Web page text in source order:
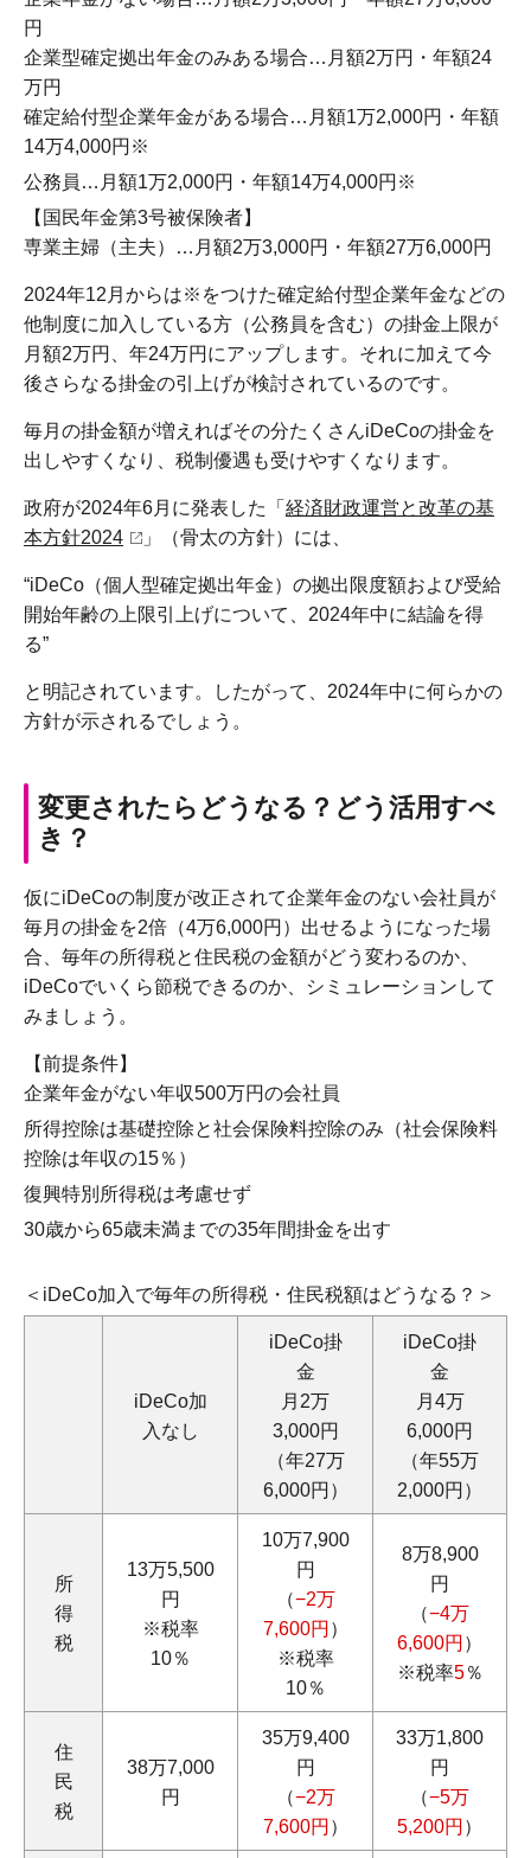
円
企業型確定拠出年金のみある場合…月額2万円・年額24
万円
確定給付型企業年金がある場合…月額1万2,000円・年額
14万4,000円※
公務員…月額1万2,000円・年額14万4,000円※
【国民年金第3号被保険者】
専業主婦（主夫）…月額2万3,000円・年額27万6,000円
2024年12月からは※をつけた確定給付型企業年金などの
他制度に加入している方（公務員を含む）の掛金上限が
月額2万円、年24万円にアップします。それに加えて今
後さらなる掛金の引上げが検討されているのです。
毎月の掛金額が増えればその分たくさんiDeCoの掛金を
出しやすくなり、税制優遇も受けやすくなります。
政府が2024年6月に発表した「 経済財政運営と改革の基
本方針2024
」（骨太の方針）には、
“iDeCo（個人型確定拠出年金）の拠出限度額および受給
開始年齢の上限引上げについて、2024年中に結論を得
る”
と明記されています。したがって、2024年中に何らかの
方針が示されるでしょう。
変更されたらどうなる？どう活用すべ
き？
仮にiDeCoの制度が改正されて企業年金のない会社員が
毎月の掛金を2倍（4万6,000円）出せるようになった場
合、毎年の所得税と住民税の金額がどう変わるのか、
iDeCoでいくら節税できるのか、シミュレーションして
みましょう。
【前提条件】
企業年金がない年収500万円の会社員
所得控除は基礎控除と社会保険料控除のみ（社会保険料
控除は年収の15％）
復興特別所得税は考慮せず
30歳から65歳未満までの35年間掛金を出す
＜iDeCo加入で毎年の所得税・住民税額はどうなる？＞
iDeCo加
入なし
iDeCo掛
金
月2万
3,000円
（年27万
6,000円）
iDeCo掛
金
月4万
6,000円
（年55万
2,000円）
所
得
税
13万5,500
円
※税率
10％
10万7,900
円
（−2万
7,600円 ）
※税率
10％
8万8,900
円
（−4万
6,600円 ）
※税率5％
住
民
税
38万7,000
円
35万9,400
円
（−2万
7,600円 ）
33万1,800
円
（−5万
5,200円 ）